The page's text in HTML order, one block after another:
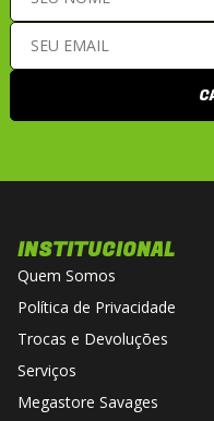
INSTITUCIONAL
Quem Somos
Política de Privacidade
Trocas e Devoluções
Serviços
Megastore Savages